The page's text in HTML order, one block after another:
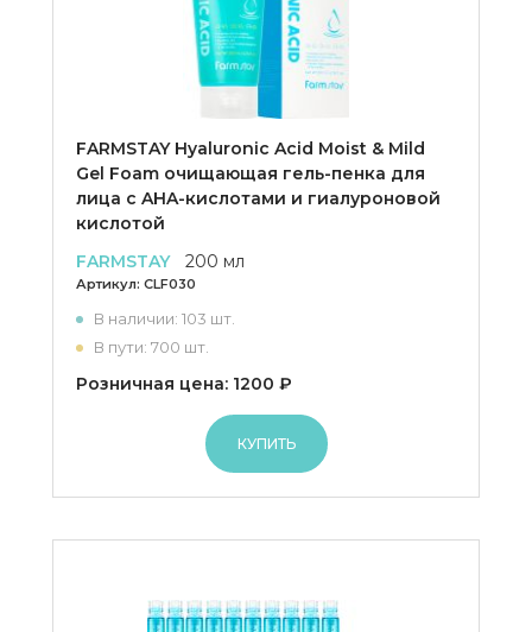
FARMSTAY Hyaluronic Acid Moist & Mild
Gel Foam очищающая гель-пенка для
лица с AHA-кислотами и гиалуроновой
кислотой
FARMSTAY
200 мл
Артикул: CLF030
В наличии: 103 шт.
В пути: 700 шт.
Розничная цена: 1200 ₽
КУПИТЬ